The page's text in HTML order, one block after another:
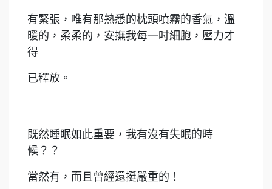
有緊張，唯有那熟悉的枕頭噴霧的香氣，溫
暖的，柔柔的，安撫我每一吋細胞，壓力才
得
已釋放。
既然睡眠如此重要，我有沒有失眠的時
候？？
當然有，而且曾經還挺嚴重的！